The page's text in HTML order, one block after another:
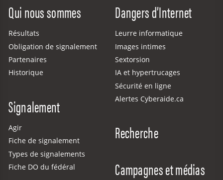
Qui nous sommes
Résultats
Obligation de signalement
Partenaires
Historique
Signalement
Agir
Fiche de signalement
Types de signalements
Fiche DO du fédéral
Dangers d’Internet
Leurre informatique
Images intimes
Sextorsion
IA et hypertrucages
Sécurité en ligne
Alertes Cyberaide.ca
Recherche
Campagnes et médias